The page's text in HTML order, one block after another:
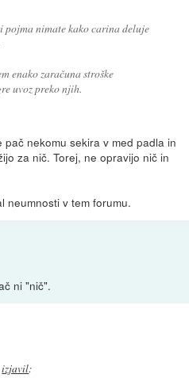
pojma nimate kako carina deluje
enako zaračuna stroške
uvoz preko njih.
nekomu sekira v med padla in
za nič. Torej, ne opravijo nič in
neumnosti v tem forumu.
ni "nič".
izjavil: